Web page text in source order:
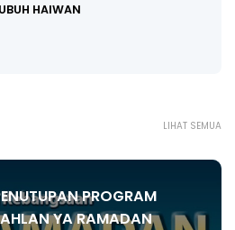
HAIWAN
LIHAT SEMUA
PROGRAM
YA RAMADAN